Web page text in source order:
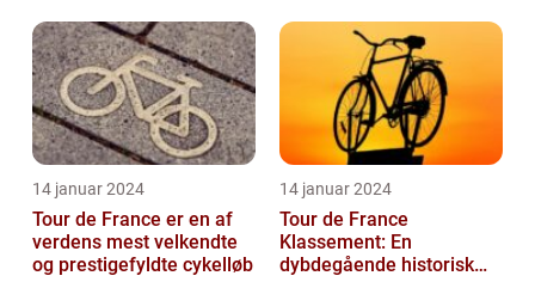
seere hver...
14 januar 2024
Tour de France er en af
verdens mest velkendte
og prestigefyldte cykelløb
14 januar 2024
Tour de France
Klassement: En
dybdegående historisk